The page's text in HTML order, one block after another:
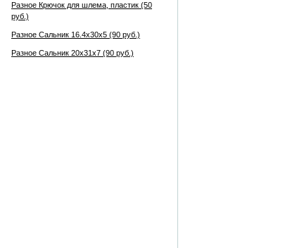
Разное Крючок для шлема, пластик (50
руб.)
Разное Сальник 16.4x30x5 (90 руб.)
Разное Сальник 20x31x7 (90 руб.)